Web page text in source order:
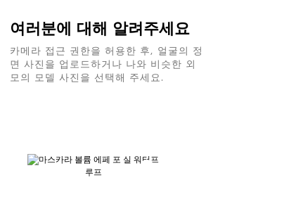
여러분에 대해 알려주세요
카메라 접근 권한을 허용한 후, 얼굴의 정
면 사진을 업로드하거나 나와 비슷한 외
모의 모델 사진을 선택해 주세요.